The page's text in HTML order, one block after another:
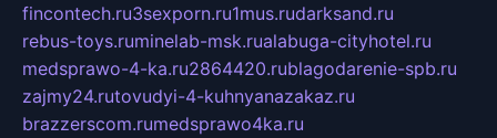
fincontech.ru3sexporn.ru1mus.rudarksand.ru
rebus-toys.ruminelab-msk.rualabuga-cityhotel.ru
medsprawo-4-ka.ru2864420.rublagodarenie-spb.ru
zajmy24.rutovudyi-4-kuhnyanazakaz.ru
brazzerscom.rumedsprawo4ka.ru